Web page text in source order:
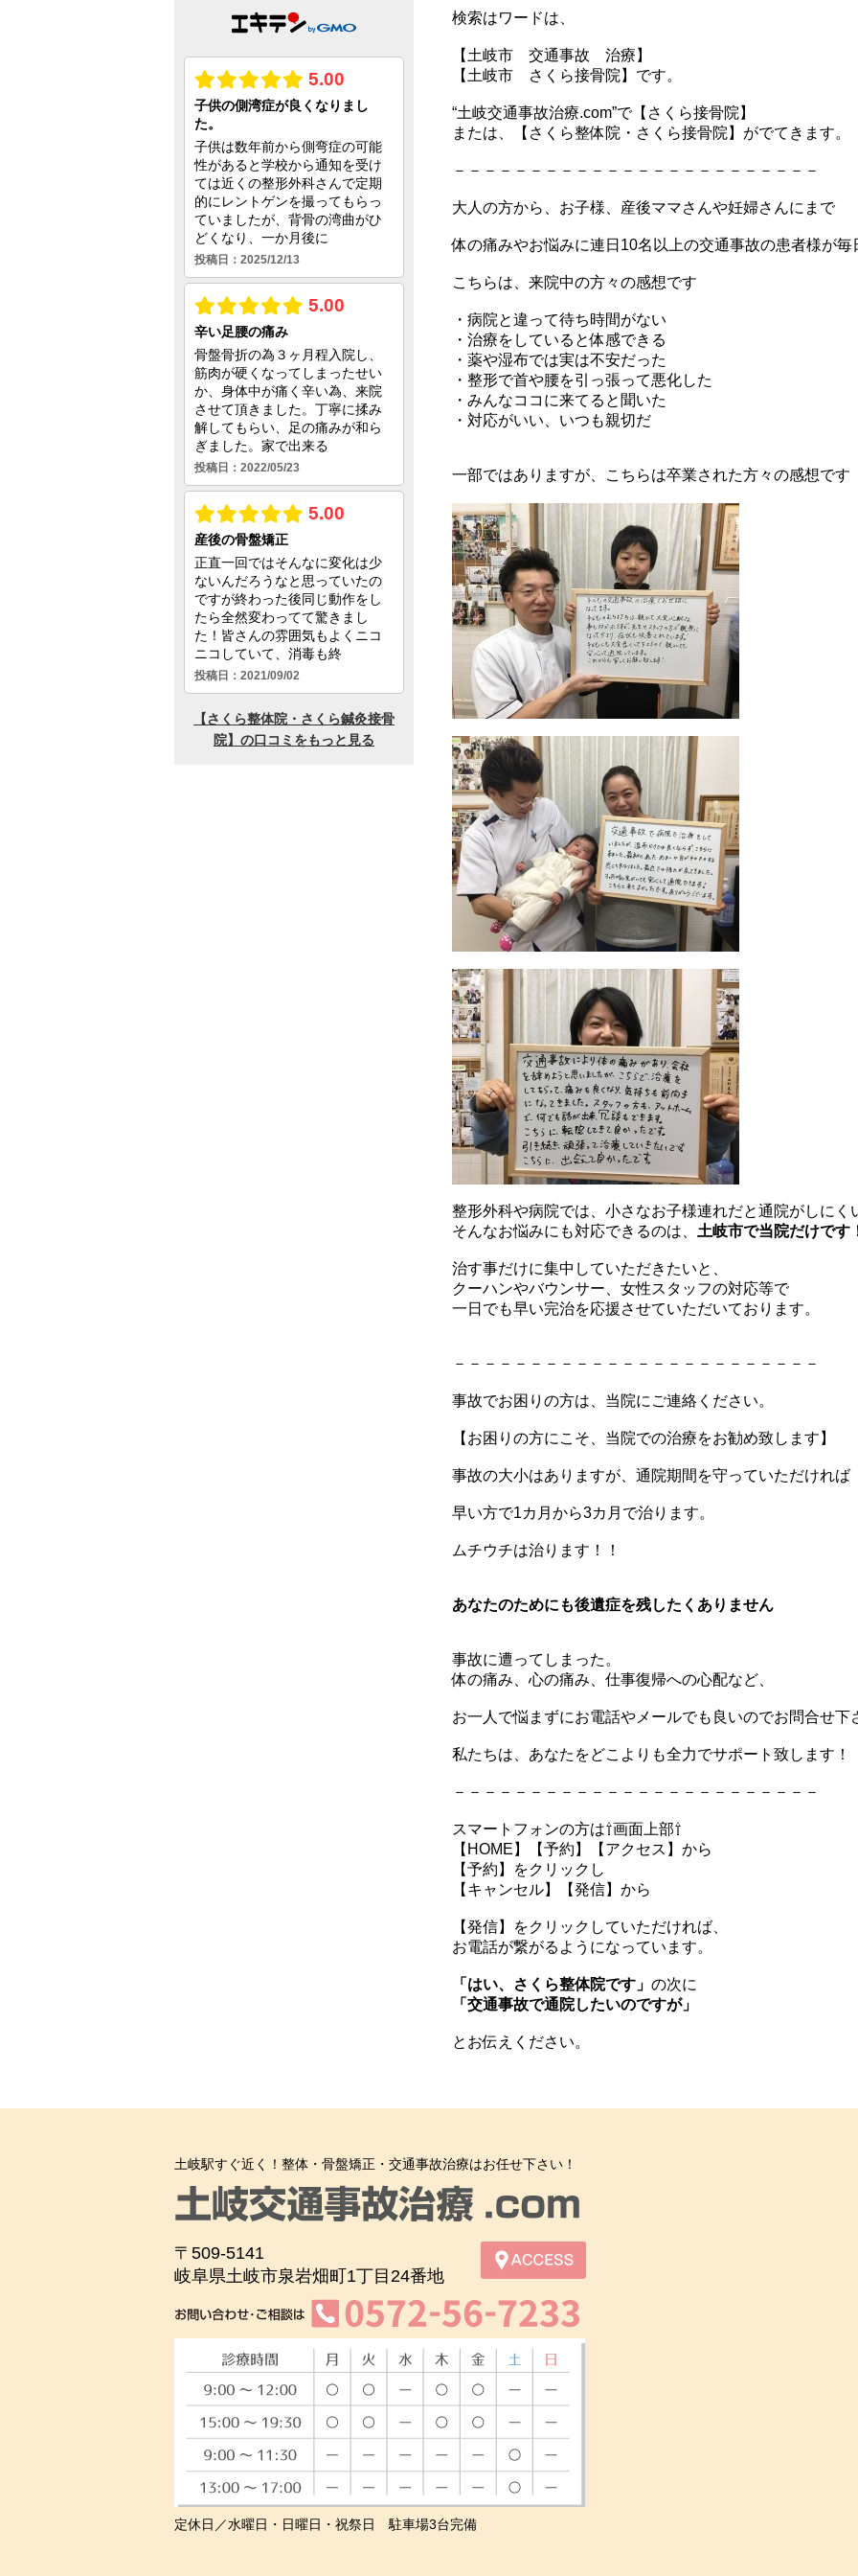
検索はワードは、
【土岐市 交通事故 治療】
【土岐市 さくら接骨院】です。
“土岐交通事故治療.com”で【さくら接骨院】
または、【さくら整体院・さくら接骨院】がでてきます。
－－－－－－－－－－－－－－－－－－－－－－－－
大人の方から、お子様、産後ママさんや妊婦さんにまで
体の痛みやお悩みに連日10名以上の交通事故の患者様が
こちらは、来院中の方々の感想です
・病院と違って待ち時間がない
・治療をしていると体感できる
・薬や湿布では実は不安だった
・整形で首や腰を引っ張って悪化した
・みんなココに来てると聞いた
・対応がいい、いつも親切だ
一部ではありますが、こちらは卒業された方々の感想です
整形外科や病院では、小さなお子様連れだと通院がしにく
そんなお悩みにも対応できるのは、 土岐市で当院だけです
治す事だけに集中していただきたいと、
クーハンやバウンサー、女性スタッフの対応等で
一日でも早い完治を応援させていただいております。
－－－－－－－－－－－－－－－－－－－－－－－－
事故でお困りの方は、当院にご連絡ください。
【お困りの方にこそ、当院での治療をお勧め致します】
事故の大小はありますが、通院期間を守っていただければ
早い方で1カ月から3カ月で治ります。
ムチウチは治ります！！
あなたのためにも後遺症を残したくありません
事故に遭ってしまった。
体の痛み、心の痛み、仕事復帰への心配など、
お一人で悩まずにお電話やメールでも良いのでお問合せ下
私たちは、あなたをどこよりも全力でサポート致します！
－－－－－－－－－－－－－－－－－－－－－－－－
スマートフォンの方は⇧画面上部⇧
【HOME】【予約】【アクセス】から
【予約】をクリックし
【キャンセル】【発信】から
【発信】をクリックしていただければ、
お電話が繋がるようになっています。
「はい、さくら整体院です」 の次に
「交通事故で通院したいのですが」
とお伝えください。
土岐駅すぐ近く！整体・骨盤矯正・交通事故治療はお任せ下さい！
〒509-5141
岐阜県土岐市泉岩畑町1丁目24番地
定休日／水曜日・日曜日・祝祭日 駐車場3台完備